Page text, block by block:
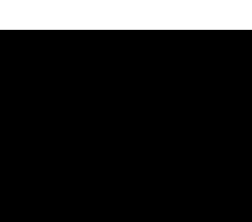
una compra 100%